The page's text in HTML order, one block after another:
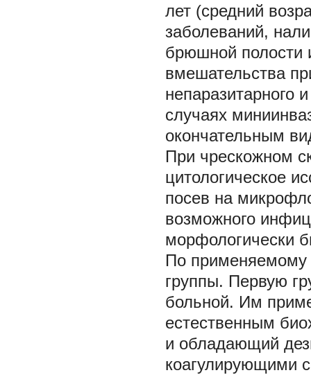
лет (средний
заболеваний,
брюшной полости
вмешательства
непаразитарного
случаях
окончательным
При чрескожном
цитологическое
посев на
возможного
морфологически
По применяемому
группы. Первую
больной. Им
естественным
и обладающий
коагулирующими